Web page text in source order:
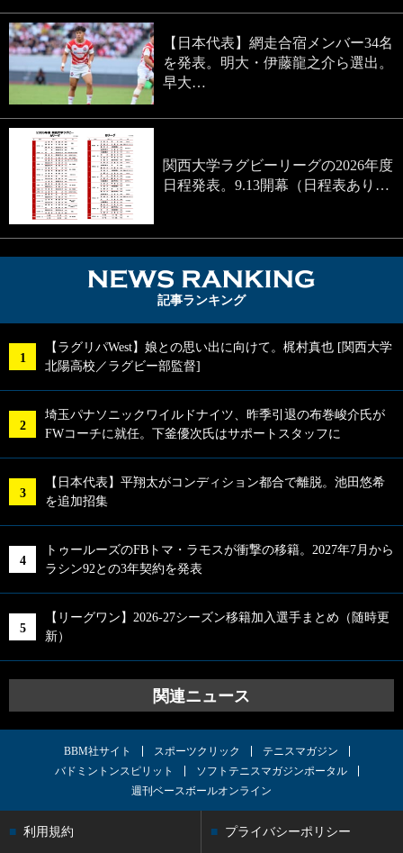
【日本代表】網走合宿メンバー34名
を発表。明大・伊藤龍之介ら選出。
早大…
関西大学ラグビーリーグの2026年度
日程発表。9.13開幕（日程表あり…
記事ランキング
【ラグリパWest】娘との思い出に向けて。梶村真也 [関西大学
北陽高校／ラグビー部監督]
埼玉パナソニックワイルドナイツ、昨季引退の布巻峻介氏が
FWコーチに就任。下釜優次氏はサポートスタッフに
【日本代表】平翔太がコンディション都合で離脱。池田悠希
を追加招集
トゥールーズのFBトマ・ラモスが衝撃の移籍。2027年7月から
ラシン92との3年契約を発表
【リーグワン】2026-27シーズン移籍加入選手まとめ（随時更
新）
関連ニュース
BBM社サイト スポーツクリック
テニスマガジン
バドミントンスピリット
ソフトテニスマガジンポータル
週刊ベースボールオンライン
利用規約 プライバシーポリシー